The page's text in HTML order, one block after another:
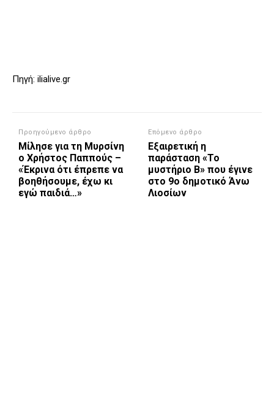
Πηγή: ilialive.gr
Προηγούμενο άρθρο
Μίλησε για τη Μυρσίνη
ο Χρήστος Παππούς –
«Έκρινα ότι έπρεπε να
βοηθήσουμε, έχω κι
εγώ παιδιά…»
Επόμενο άρθρο
Εξαιρετική η
παράσταση «Το
μυστήριο Β» που έγινε
στο 9ο δημοτικό Άνω
Λιοσίων